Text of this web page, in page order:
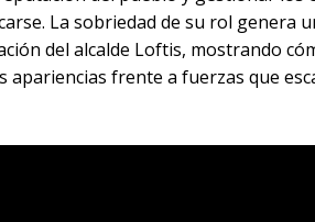
La sobriedad de su rol genera
del alcalde Loftis, mostrando
apariencias frente a fuerzas que